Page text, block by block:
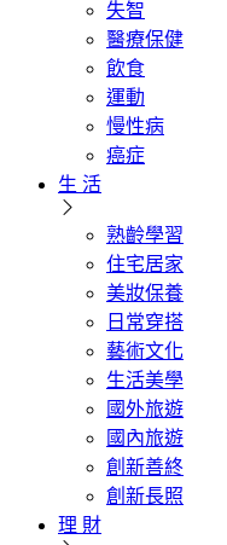
失智
醫療保健
飲食
運動
慢性病
癌症
生 活
熟齡學習
住宅居家
美妝保養
日常穿搭
藝術文化
生活美學
國外旅遊
國內旅遊
創新善終
創新長照
理 財